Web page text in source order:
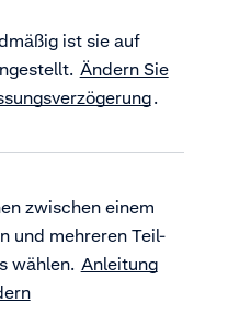
ist sie auf
. Ändern Sie
.
zwischen einem
und mehreren Teil-
wählen. Anleitung